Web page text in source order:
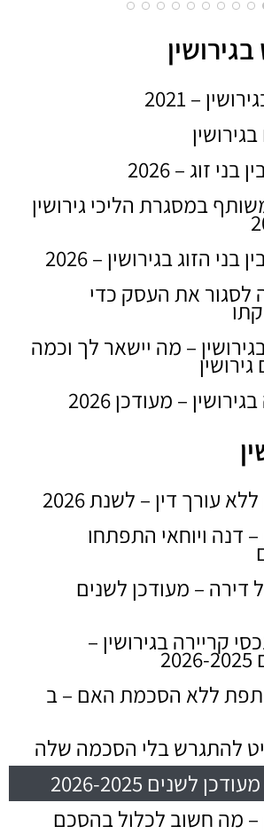
ירבו כמוה !! ממליצה בחום
– 2021
זוג – 2026
במסגרת הליכי גירושין
הזוג בגירושין – 2026
לסגור את העסק כדי
– מה יישאר לך וכמה
– מעודכן 2026
עורך דין – לשנת 2026
– דנה ויוחאי התפתחו
דירה – מעודכן לשנים
קריירה בגירושין –
ללא הסכמת האם – ב
להתגרש בלי הסכמה שלה
לשנים 2026-2025
– מה חשוב לכלול בהסכם